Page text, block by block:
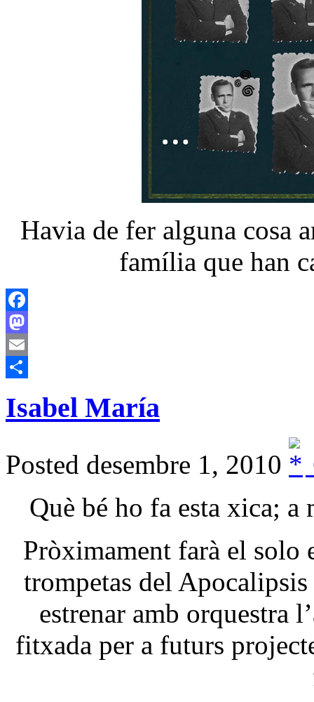
Havia de fer alguna cosa
família que han
Facebook
Mastodon
Email
Isabel María
Posted desembre 1, 2010
Què bé ho fa esta xica;
Pròximament farà el solo
trompetas del Apocalipsis
estrenar amb orquestra
fitxada per a futurs